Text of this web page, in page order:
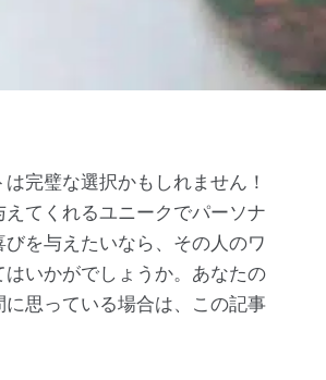
完璧な選択かもしれません！
てくれるユニークでパーソナ
を与えたいなら、その人のワ
いかがでしょうか。あなたの
思っている場合は、この記事